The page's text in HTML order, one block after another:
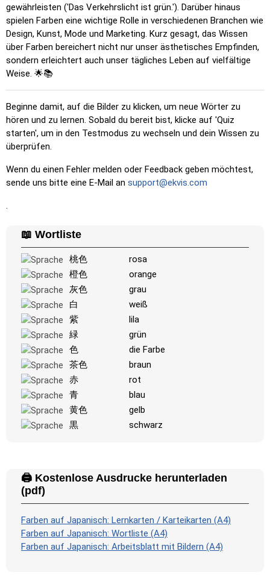
Zufallstippen: Tippe die Wörter in beliebiger Reihenfolge
ein; sie werden im Raster hervorgehoben, während du
schreibst.
Schreiben : Tippe den Namen des hervorgehobenen Bildes
ein.
Buchstaben: Ordne die Buchstaben so an, dass das Wort
oder der Ländernamen entsteht.
Memory: Spiele ein klassisches Memory-Spiel. Du kannst
die Anzahl der Karten auswählen.
Match: Ordne ein Bild dem entsprechenden Wort zu.
Duolingo-Stil: Ein schnelles Spiel ähnlich denen in Duolingo.
Während du die Paare löst, erscheinen weitere.
Space: Fliege durch den Weltraum und schieße auf die
angegebenen Bilder! Verwende die Pfeiltasten zum
Bewegen und zur Geschwindigkeitssteuerung und die
Leertaste zum Schießen.
gewährleisten ('Das Verkehrslicht ist grün.'). Darüber hinaus
spielen Farben eine wichtige Rolle in verschiedenen Branchen wie
Design, Kunst, Mode und Marketing. Kurz gesagt, das Wissen
über Farben bereichert nicht nur unser ästhetisches Empfinden,
sondern erleichtert auch unser tägliches Leben auf vielfältige
Weise. 🌟📚
Beginne damit, auf die Bilder zu klicken, um neue Wörter zu
hören und zu lernen. Sobald du bereit bist, klicke auf 'Quiz
starten', um in den Testmodus zu wechseln und dein Wissen zu
überprüfen.
Wenn du einen Fehler melden oder Feedback geben möchtest,
sende uns bitte eine E-Mail an support@ekvis.com
.
📖 Wortliste
桃色
rosa
橙色
orange
灰色
grau
白
weiß
紫
lila
緑
grün
色
die Farbe
茶色
braun
赤
rot
青
blau
黄色
gelb
黒
schwarz
🖨️ Kostenlose Ausdrucke herunterladen
(pdf)
Farben auf Japanisch: Lernkarten / Karteikarten (A4)
Farben auf Japanisch: Wortliste (A4)
Farben auf Japanisch: Arbeitsblatt mit Bildern (A4)